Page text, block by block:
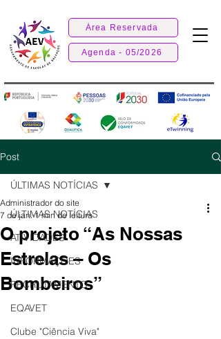
Área Reservada
Agenda - 05/2026
Post
ÚLTIMAS NOTÍCIAS
ATIVIDADES
INFORMAÇÕES
RECRUTAMENTO
EQAVET
Clube "Ciência Viva"
ÚLTIMAS NOTÍCIAS
O projeto “As Nossas
Estrelas – Os
Bombeiros”
Administrador do site
7 de jan. 1 min de leitura